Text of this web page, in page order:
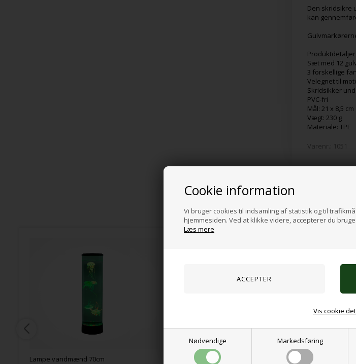
Cookie information
Vi bruger cookies til indsamling af statistik og til
hjemmesiden. Ved at klikke videre, accepterer du
Læs mere
Nødvendige Markedsføring
Vis cookie
Den skridsikre
kan
Produktdetaljer:
Sæt med 12
3 forskellige
Velegnet til
Skridsikker
PVC-fri
Mål: 21 x 8,5 cm
Vægt: 230 g
Materiale: TPE
Varenr.: 1051
Alternative
Lampe vandmænd 70cm Sanseplader, dyretema